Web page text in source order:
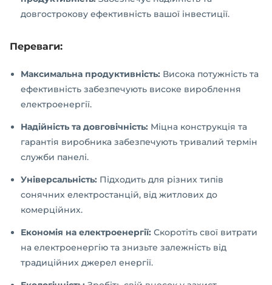
довгострокову ефективність вашої інвестиції.
Переваги:
Максимальна продуктивність: Висока потужність та
ефективність забезпечують високе вироблення
електроенергії.
Надійність та довговічність: Міцна конструкція та
гарантія виробника забезпечують тривалий термін
служби панелі.
Універсальність: Підходить для різних типів
сонячних електростанцій, від житлових до
комерційних.
Економія на електроенергії: Скоротіть свої витрати
на електроенергію та знизьте залежність від
традиційних джерел енергії.